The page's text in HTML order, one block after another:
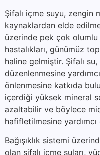
Şifalı içme suyu, zengin
kaynaklardan elde
üzerinde pek çok
hastalıkları, günümüz
haline gelmiştir. Şifalı
düzenlenmesine
önlenmesine katkıda
içerdiği yüksek mineral
azaltabilir ve böylece
hafifletilmesine
Bağışıklık sistemi
olan şifalı içme suları,